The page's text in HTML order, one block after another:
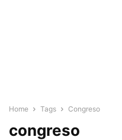
Home Tags Congreso
congreso